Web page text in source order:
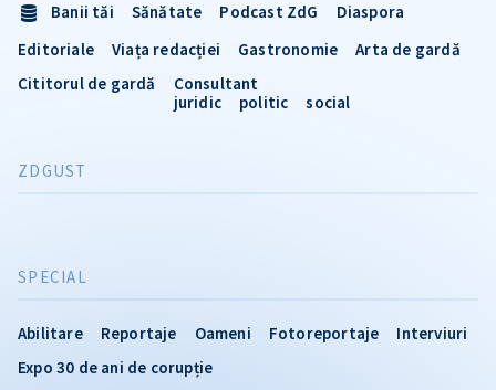
SPECIAL
Abilitare Reportaje Oameni Fotoreportaje
Interviuri
Expo 30 de ani de corupție
Banii tăi Sănătate Podcast ZdG
Diaspora
Editoriale
Viața redacției Gastronomie
Arta de gardă
Cititorul de gardă
Consultant
juridic
politic social
ZDGUST